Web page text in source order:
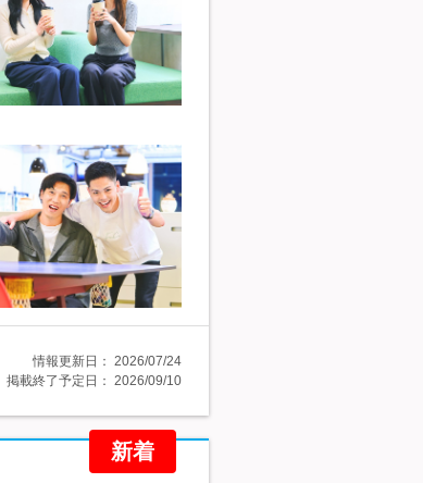
情報更新日： 2026/07/24
掲載終了予定日： 2026/09/10
新着